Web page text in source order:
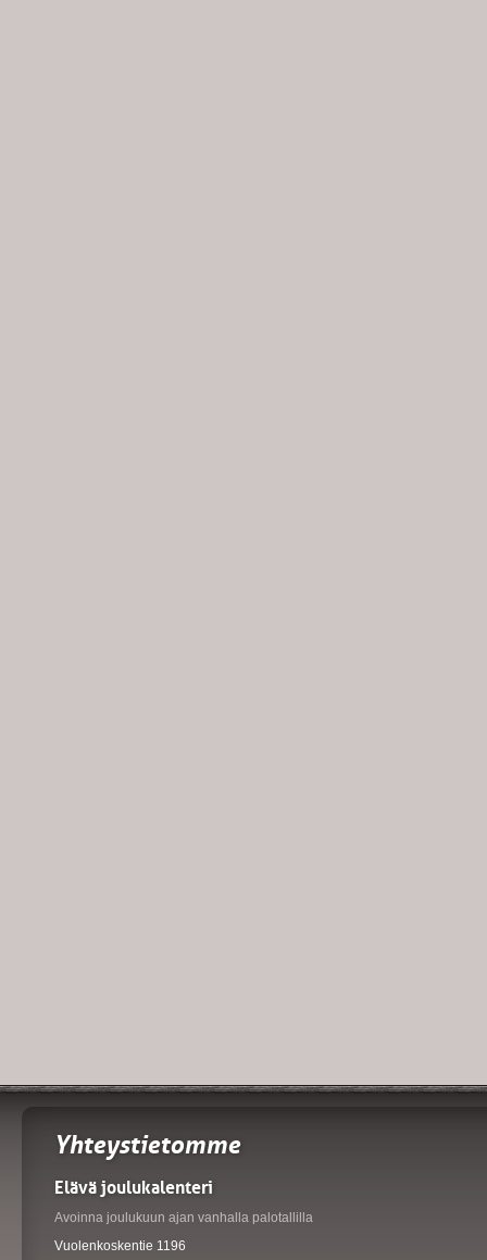
Yhteystietomme
Elävä joulukalenteri
Avoinna joulukuun ajan vanhalla palotallilla
Vuolenkoskentie 1196